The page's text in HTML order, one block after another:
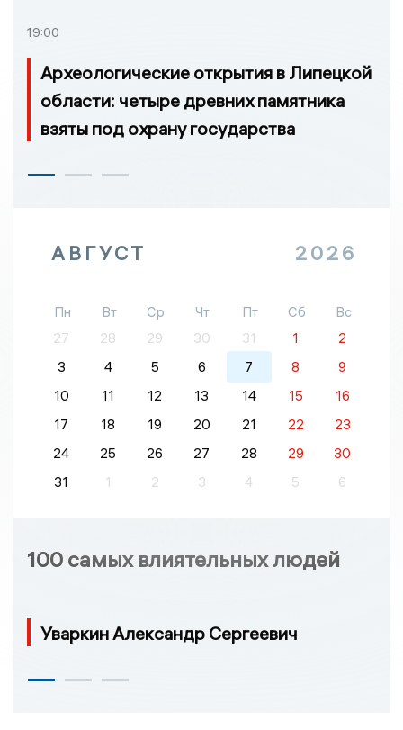
19:00
Археологические открытия в Липецкой
области: четыре древних памятника
взяты под охрану государства
АВГУСТ 2026
Пн Вт Ср Чт Пт Сб
Вс
27
28 29 30 31 1
2
3
4 5 6 7 8
9
10
11 12 13 14 15
16
17
18 19 20 21 22
23
24
25 26 27 28 29
30
31
1 2 3 4 5 6
100 самых влиятельных людей
Уваркин Александр Сергеевич